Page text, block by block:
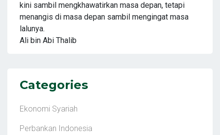
kini sambil mengkhawatirkan masa depan, tetapi
menangis di masa depan sambil mengingat masa
lalunya.
Ali bin Abi Thalib
Categories
Ekonomi Syariah
Perbankan Indonesia